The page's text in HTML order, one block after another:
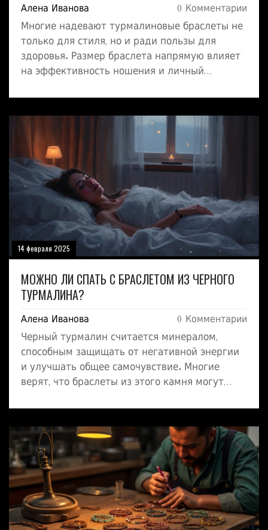
Алена Иванова 0 Комментарии
Многие надевают турмалиновые браслеты не
только для стиля, но и ради пользы для
здоровья. Размер браслета напрямую влияет
на эффективность ношения и личный
разбирается, сколько места должно
оставаться между рукой и браслетом, чтобы
получить максимум от турмалина. Делюсь
настоящими советами, как выбрать размер и
на что обратить внимание, чтобы браслет не
давил и не болтался. Советы подойдут для
любых типов турмалиновых украшений,
чтобы сделать носку максимально приятной.
14 февраля 2025
МОЖНО ЛИ СПАТЬ С БРАСЛЕТОМ ИЗ ЧЕРНОГО
ТУРМАЛИНА?
Алена Иванова 0 Комментарии
Черный турмалин считается минералом,
способным защищать от негативной энергии
и улучшать общее самочувствие. Многие
верят, что браслеты из этого камня могут
стресс и успокоиться перед сном. Однако,
стоит учитывать некоторые нюансы, как,
например, комфорт во время сна и
возможные аллергические реакции. Статья
расскажет, какие преимущества может дать
ношение браслета из черного турмалина во
время сна и на что обратить внимание при
его использовании.